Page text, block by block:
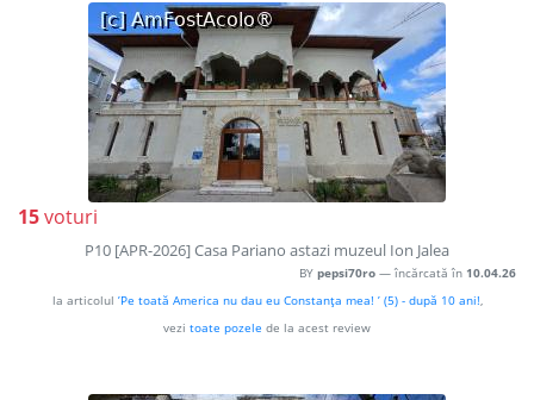
15voturi
P10 [APR-2026] Casa Pariano astazi muzeul Ion Jalea
BY pepsi70ro — încărcată în 10.04.26
la articolul ’Pe toată America nu dau eu Constanţa mea! ’ (5) - după 10 ani!,
vezi toate pozele de la acest review